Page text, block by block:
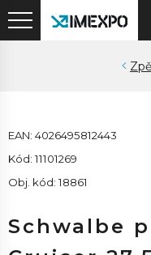
EAN: 4026495812443
Kód: 11101269
Obj. kód: 18861
Schwalbe